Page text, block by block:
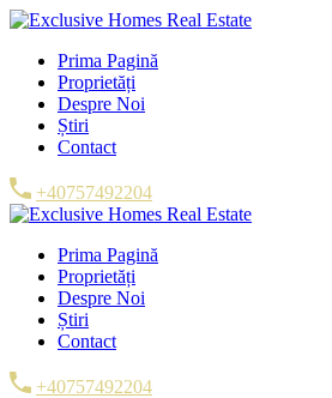
Prima Pagină
Proprietăți
Despre Noi
Știri
Contact
+40757492204
Prima Pagină
Proprietăți
Despre Noi
Știri
Contact
+40757492204